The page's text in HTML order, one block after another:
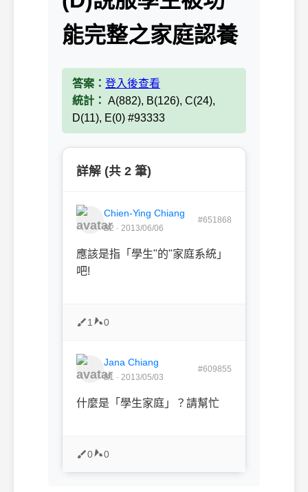
能完整之家庭認養
答案： 登入後查看
統計： A(882), B(126), C(24),
D(11), E(0) #93333
詳解 (共 2 筆)
Chien-Ying Chiang
B2 · 2013/06/06
#651868
應該是指「學生"的"家庭系統」
吧!
1 0
Jana Chiang
B1 · 2013/05/03
#609855
什麼是「學生家庭」？請幫忙
0 0